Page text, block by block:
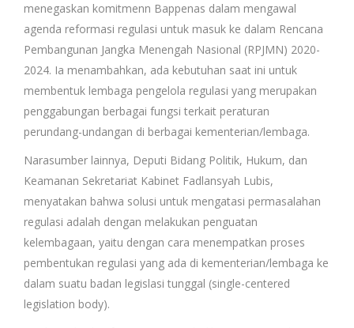
menegaskan komitmenn Bappenas dalam mengawal
agenda reformasi regulasi untuk masuk ke dalam Rencana
Pembangunan Jangka Menengah Nasional (RPJMN) 2020-
2024. Ia menambahkan, ada kebutuhan saat ini untuk
membentuk lembaga pengelola regulasi yang merupakan
penggabungan berbagai fungsi terkait peraturan
perundang-undangan di berbagai kementerian/lembaga.
Narasumber lainnya, Deputi Bidang Politik, Hukum, dan
Keamanan Sekretariat Kabinet Fadlansyah Lubis,
menyatakan bahwa solusi untuk mengatasi permasalahan
regulasi adalah dengan melakukan penguatan
kelembagaan, yaitu dengan cara menempatkan proses
pembentukan regulasi yang ada di kementerian/lembaga ke
dalam suatu badan legislasi tunggal (single-centered
legislation body).